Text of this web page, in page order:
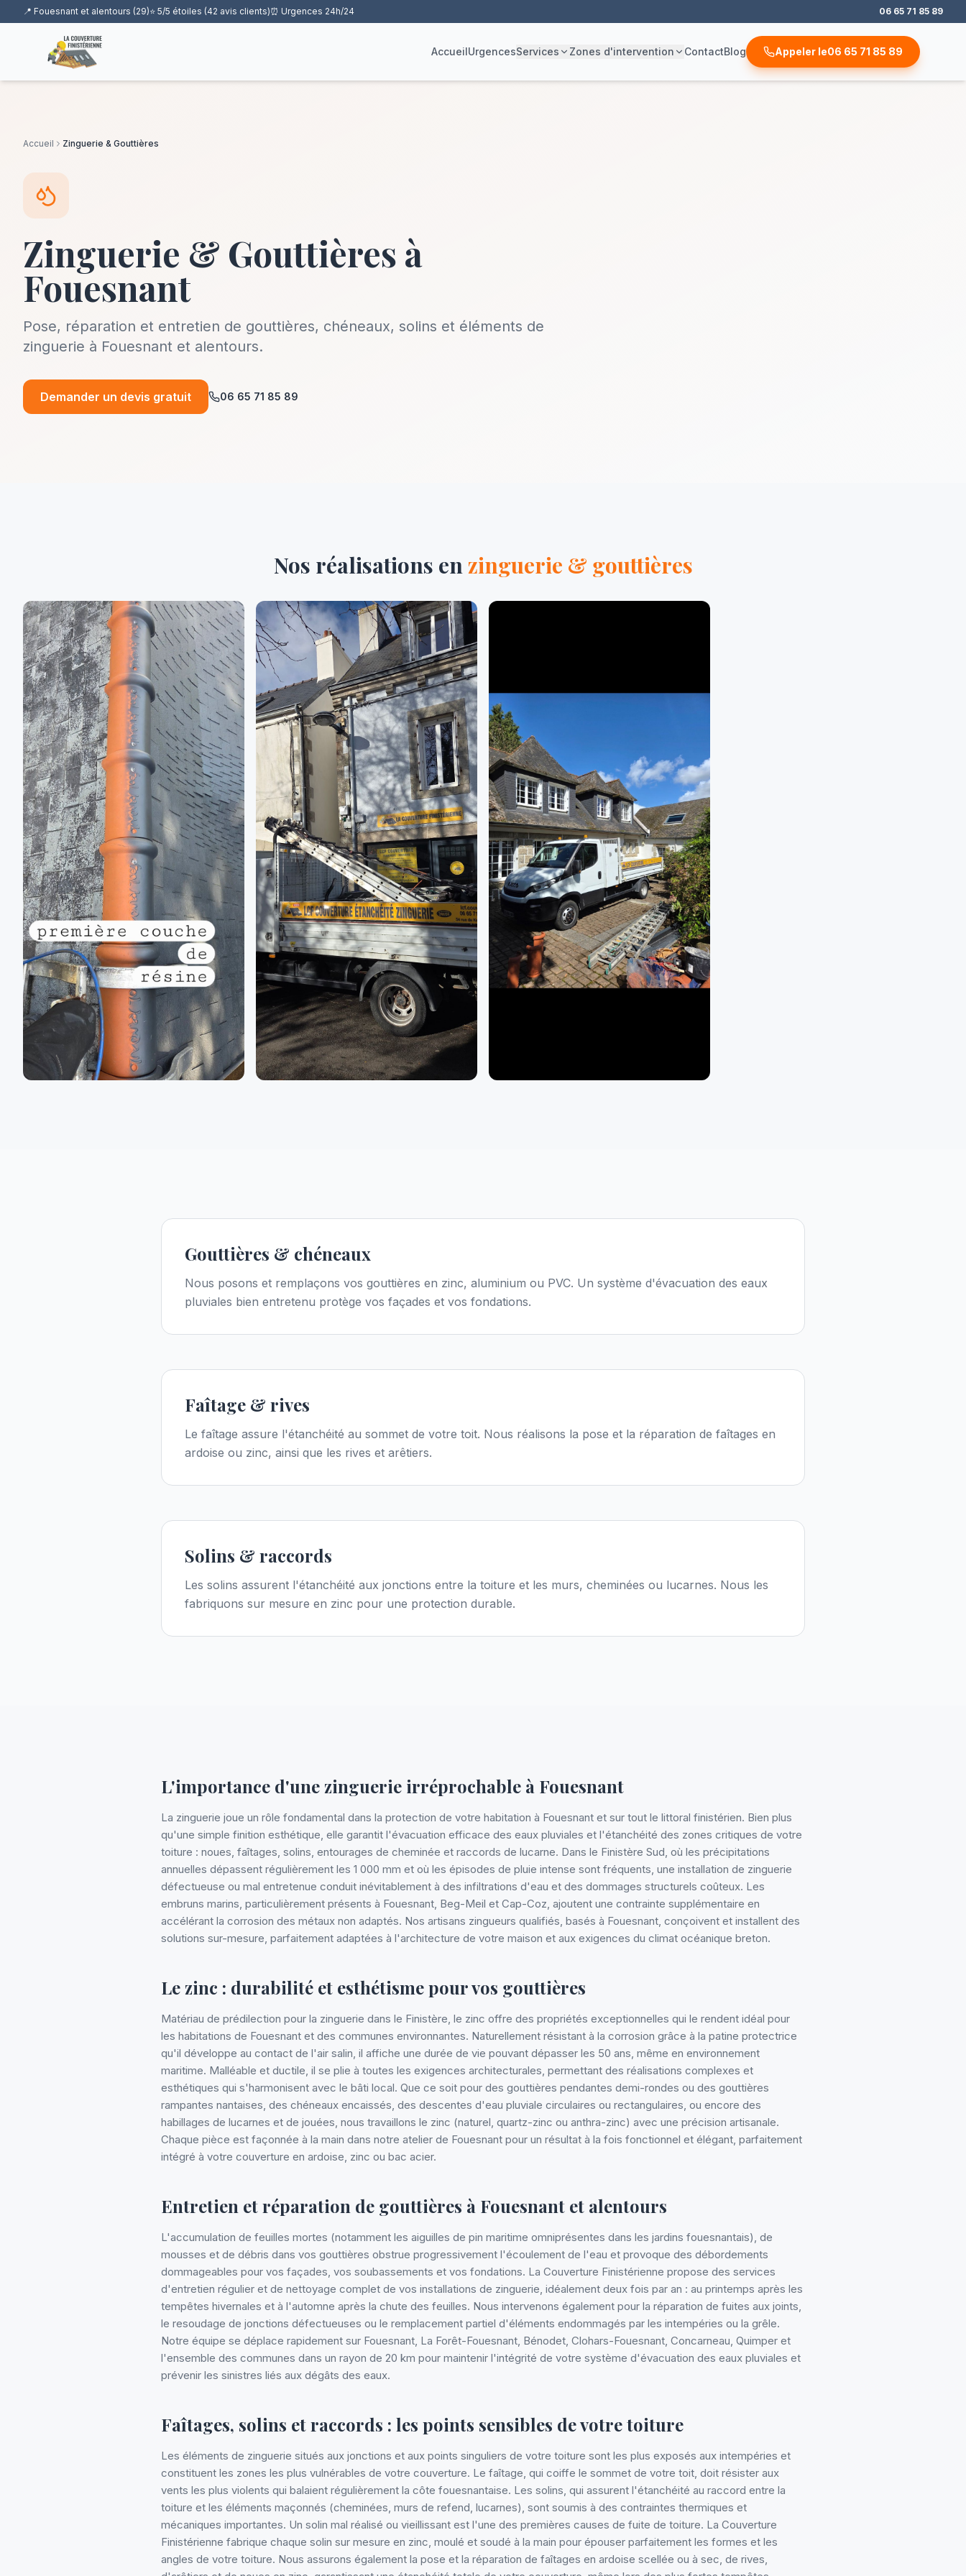
📍 Fouesnant et alentours (29)⭐ 5/5 étoiles (42 avis clients)⏰ Urgences 24h/24 06 65 71 85 89
AccueilUrgencesServices Zones d'intervention ContactBlog Appeler le06 65 71 85 89
Accueil Zinguerie & Gouttières
Zinguerie & Gouttières à
Fouesnant
Pose, réparation et entretien de gouttières, chéneaux, solins et éléments de
zinguerie à Fouesnant et alentours.
Demander un devis gratuit 06 65 71 85 89
Nos réalisations enzinguerie & gouttières
Gouttières & chéneaux
Nous posons et remplaçons vos gouttières en zinc, aluminium ou PVC. Un système d'évacuation des eaux
pluviales bien entretenu protège vos façades et vos fondations.
Faîtage & rives
Le faîtage assure l'étanchéité au sommet de votre toit. Nous réalisons la pose et la réparation de faîtages en
ardoise ou zinc, ainsi que les rives et arêtiers.
Solins & raccords
Les solins assurent l'étanchéité aux jonctions entre la toiture et les murs, cheminées ou lucarnes. Nous les
fabriquons sur mesure en zinc pour une protection durable.
L'importance d'une zinguerie irréprochable à Fouesnant
La zinguerie joue un rôle fondamental dans la protection de votre habitation à Fouesnant et sur tout le littoral finistérien. Bien plus
qu'une simple finition esthétique, elle garantit l'évacuation efficace des eaux pluviales et l'étanchéité des zones critiques de votre
toiture : noues, faîtages, solins, entourages de cheminée et raccords de lucarne. Dans le Finistère Sud, où les précipitations
annuelles dépassent régulièrement les 1 000 mm et où les épisodes de pluie intense sont fréquents, une installation de zinguerie
défectueuse ou mal entretenue conduit inévitablement à des infiltrations d'eau et des dommages structurels coûteux. Les
embruns marins, particulièrement présents à Fouesnant, Beg-Meil et Cap-Coz, ajoutent une contrainte supplémentaire en
accélérant la corrosion des métaux non adaptés. Nos artisans zingueurs qualifiés, basés à Fouesnant, conçoivent et installent des
solutions sur-mesure, parfaitement adaptées à l'architecture de votre maison et aux exigences du climat océanique breton.
Le zinc : durabilité et esthétisme pour vos gouttières
Matériau de prédilection pour la zinguerie dans le Finistère, le zinc offre des propriétés exceptionnelles qui le rendent idéal pour
les habitations de Fouesnant et des communes environnantes. Naturellement résistant à la corrosion grâce à la patine protectrice
qu'il développe au contact de l'air salin, il affiche une durée de vie pouvant dépasser les 50 ans, même en environnement
maritime. Malléable et ductile, il se plie à toutes les exigences architecturales, permettant des réalisations complexes et
esthétiques qui s'harmonisent avec le bâti local. Que ce soit pour des gouttières pendantes demi-rondes ou des gouttières
rampantes nantaises, des chéneaux encaissés, des descentes d'eau pluviale circulaires ou rectangulaires, ou encore des
habillages de lucarnes et de jouées, nous travaillons le zinc (naturel, quartz-zinc ou anthra-zinc) avec une précision artisanale.
Chaque pièce est façonnée à la main dans notre atelier de Fouesnant pour un résultat à la fois fonctionnel et élégant, parfaitement
intégré à votre couverture en ardoise, zinc ou bac acier.
Entretien et réparation de gouttières à Fouesnant et alentours
L'accumulation de feuilles mortes (notamment les aiguilles de pin maritime omniprésentes dans les jardins fouesnantais), de
mousses et de débris dans vos gouttières obstrue progressivement l'écoulement de l'eau et provoque des débordements
dommageables pour vos façades, vos soubassements et vos fondations. La Couverture Finistérienne propose des services
d'entretien régulier et de nettoyage complet de vos installations de zinguerie, idéalement deux fois par an : au printemps après les
tempêtes hivernales et à l'automne après la chute des feuilles. Nous intervenons également pour la réparation de fuites aux joints,
le resoudage de jonctions défectueuses ou le remplacement partiel d'éléments endommagés par les intempéries ou la grêle.
Notre équipe se déplace rapidement sur Fouesnant, La Forêt-Fouesnant, Bénodet, Clohars-Fouesnant, Concarneau, Quimper et
l'ensemble des communes dans un rayon de 20 km pour maintenir l'intégrité de votre système d'évacuation des eaux pluviales et
prévenir les sinistres liés aux dégâts des eaux.
Faîtages, solins et raccords : les points sensibles de votre toiture
Les éléments de zinguerie situés aux jonctions et aux points singuliers de votre toiture sont les plus exposés aux intempéries et
constituent les zones les plus vulnérables de votre couverture. Le faîtage, qui coiffe le sommet de votre toit, doit résister aux
vents les plus violents qui balaient régulièrement la côte fouesnantaise. Les solins, qui assurent l'étanchéité au raccord entre la
toiture et les éléments maçonnés (cheminées, murs de refend, lucarnes), sont soumis à des contraintes thermiques et
mécaniques importantes. Un solin mal réalisé ou vieillissant est l'une des premières causes de fuite de toiture. La Couverture
Finistérienne fabrique chaque solin sur mesure en zinc, moulé et soudé à la main pour épouser parfaitement les formes et les
angles de votre toiture. Nous assurons également la pose et la réparation de faîtages en ardoise scellée ou à sec, de rives,